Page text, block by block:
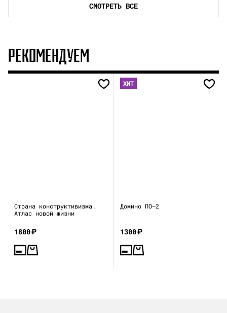
СМОТРЕТЬ ВСЕ
РЕКОМЕНДУЕМ
Страна конструктивизма.
Атлас новой жизни
1800₽
ХИТ
Домино ПО—2
1300₽